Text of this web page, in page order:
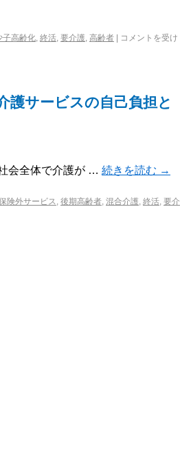
子高齢化, 終活, 要介護, 高齢者
コメントを受け
護サービスの自己負担と
会全体で介護が … 続きを読む →
険外サービス, 後期高齢者, 混合介護, 終活, 要介